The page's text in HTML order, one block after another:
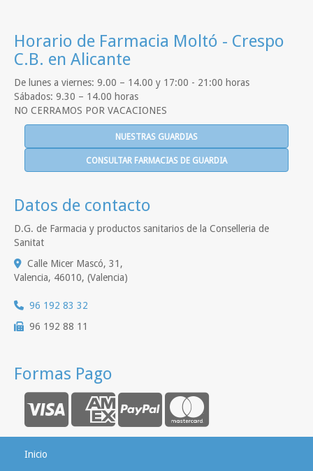
Horario de Farmacia Moltó - Crespo
C.B. en Alicante
De lunes a viernes: 9.00 – 14.00 y 17:00 - 21:00 horas
Sábados: 9.30 – 14.00 horas
NO CERRAMOS POR VACACIONES
NUESTRAS GUARDIAS
CONSULTAR FARMACIAS DE GUARDIA
Datos de contacto
D.G. de Farmacia y productos sanitarios de la Conselleria de
Sanitat
Calle Micer Mascó, 31,
Valencia, 46010, (Valencia)
96 192 83 32
96 192 88 11
Formas Pago
Inicio